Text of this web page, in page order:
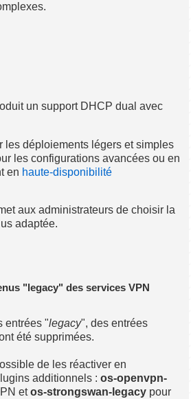
un support DHCP dual avec
les déploiements légers et simples
les configurations avancées ou en
en haute-disponibilité
aux administrateurs de choisir la
adaptée.
"legacy" des services VPN
entrées "legacy", des entrées
été supprimées.
de les réactiver en
additionnels :os-openvpn-
etos-strongswan-legacy pour